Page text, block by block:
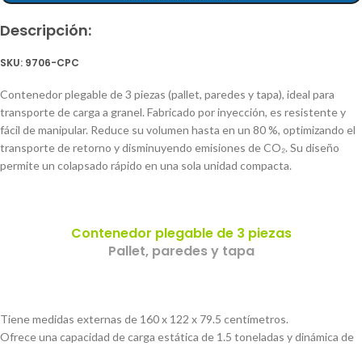
Descripción:
SKU: 9706-CPC
Contenedor plegable de 3 piezas (pallet, paredes y tapa), ideal para
transporte de carga a granel. Fabricado por inyección, es resistente y
fácil de manipular. Reduce su volumen hasta en un 80 %, optimizando el
transporte de retorno y disminuyendo emisiones de CO₂. Su diseño
permite un colapsado rápido en una sola unidad compacta.
Contenedor plegable de 3 piezas
Pallet, paredes y tapa
Tiene medidas externas de 160 x 122 x 79.5 centímetros.
Ofrece una capacidad de carga estática de 1.5 toneladas y dinámica de